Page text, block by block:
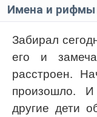
Имена и рифмы
Забирал
его и
расстроен.
произошло.
другие дети